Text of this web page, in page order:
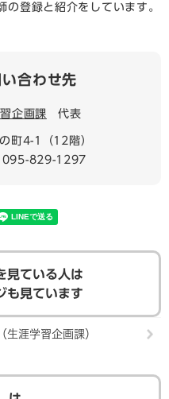
の登録と紹介をしています。
合わせ先
企画課 代表
町4-1（12階）
095-829-1297
見ている人は
も見ています
生涯学習企画課）